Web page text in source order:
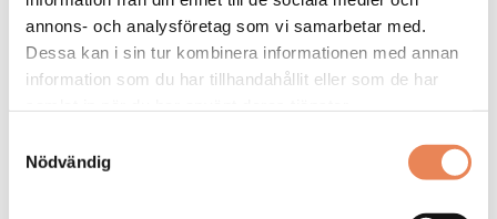
annons- och analysföretag som vi samarbetar med.
Dessa kan i sin tur kombinera informationen med annan
information som du har tillhandahållit eller som de har
Nödvändig
General
Manager/Hotelldirektör
Placeringsort: Falun